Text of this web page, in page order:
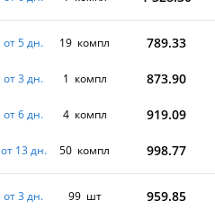
от 5 дн. 19 компл 789.33
от 3 дн. 1 компл 873.90
от 6 дн. 4 компл 919.09
от 13 дн. 50 компл 998.77
от 3 дн. 99 шт 959.85